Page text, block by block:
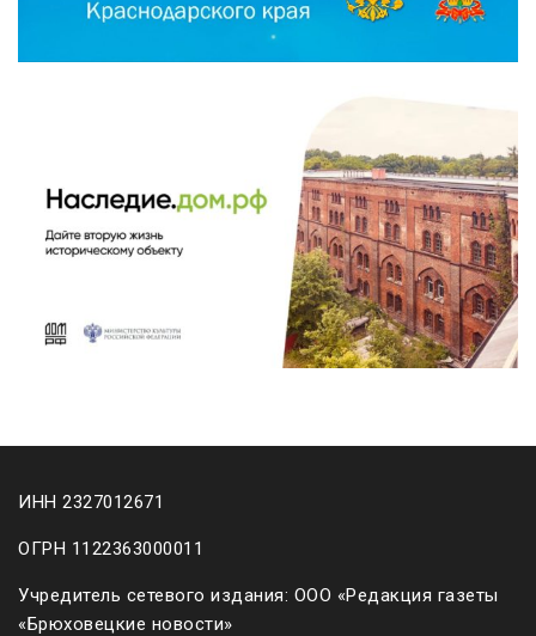
ИНН 2327012671
ОГРН 1122363000011
Учредитель сетевого издания: ООО «Редакция газеты
«Брюховецкие новости»